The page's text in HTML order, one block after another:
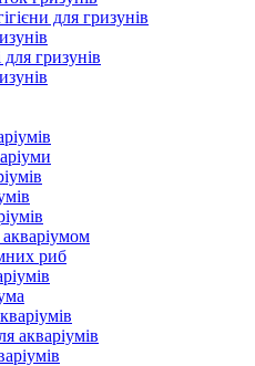
для гризунів
гризунів
акваріумом
риб
акваріумів